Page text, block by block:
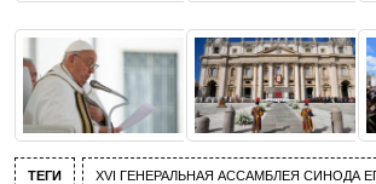
ТЕГИ XVI ГЕНЕРАЛЬНАЯ АССАМБЛЕЯ СИНОДА